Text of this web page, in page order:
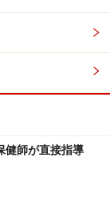
師が直接指導